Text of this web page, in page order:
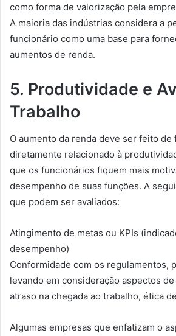
como forma de valorização pela
A maioria das indústrias considera a
funcionário como uma base para
aumentos de renda.
5. Produtividade e
Trabalho
O aumento da renda deve ser feito de
diretamente relacionado à
que os funcionários fiquem mais
desempenho de suas funções. A
que podem ser avaliados:
Atingimento de metas ou KPIs
desempenho)
Conformidade com os regulamentos,
levando em consideração aspectos
atraso na chegada ao trabalho, ética
Algumas empresas que enfatizam o